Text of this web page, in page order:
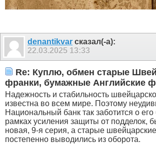
denantikvar сказал(-а):
22.03.2025 13:33
Re: Куплю, обмен старые
франки, бумажные Английские
Надежность и стабильность
известна во всем мире. Поэтому
Национальный банк так заботится о
рамках усиления защиты от подделок,
новая, 9-я серия, а старые
постепенно выводились из оборота.